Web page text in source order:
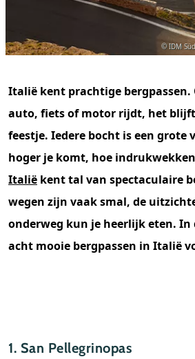
© IDM
Italië kent prachtige bergpassen.
auto, fiets of motor rijdt, het blijft
feestje. Iedere bocht is een grote
hoger je komt, hoe
Italië kent tal van spectaculaire
wegen zijn vaak smal, de
onderweg kun je heerlijk eten.
acht mooie bergpassen in Italië
1. San Pellegrinopas